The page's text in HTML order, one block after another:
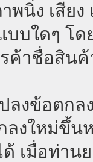
พนิ่ง เสีย
บบใดๆ โ
ค้าชื่อสิน
ลงข้อตกล
งใหม่ขึ้น
เมื่อท่า